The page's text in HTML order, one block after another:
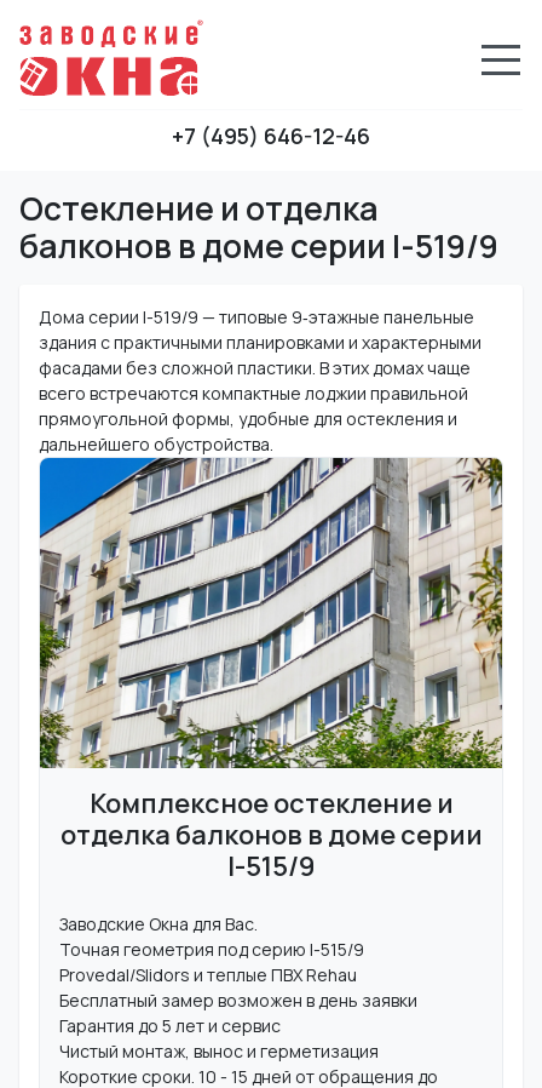
+7 (495) 646-12-46
Остекление и отделка
балконов в доме серии I-519/9
Дома серии I-519/9 — типовые 9‑этажные панельные
здания с практичными планировками и характерными
фасадами без сложной пластики. В этих домах чаще
всего встречаются компактные лоджии правильной
прямоугольной формы, удобные для остекления и
дальнейшего обустройства.
Комплексное остекление и
отделка балконов в доме серии
I-515/9
Заводские Окна для Вас.
Точная геометрия под серию I-515/9
Provedal/Slidors и теплые ПВХ Rehau
Бесплатный замер возможен в день заявки
Гарантия до 5 лет и сервис
Чистый монтаж, вынос и герметизация
Короткие сроки. 10 - 15 дней от обращения до